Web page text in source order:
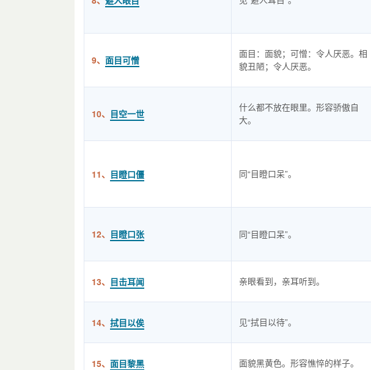
9、 面目可憎
面目：面貌；可憎：令人厌恶。相
貌丑陋；令人厌恶。
10、 目空一世
什么都不放在眼里。形容骄傲自
大。
11、 目瞪口僵 同“目瞪口呆”。
12、 目瞪口张 同“目瞪口呆”。
13、 目击耳闻 亲眼看到，亲耳听到。
14、 拭目以俟 见“拭目以待”。
15、 面目黎黑 面貌黑黄色。形容憔悴的样子。